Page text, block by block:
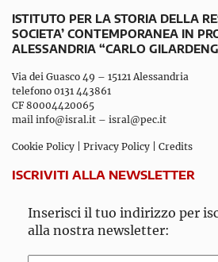
ISTITUTO PER LA STORIA DELLA
SOCIETA’ CONTEMPORANEA IN
ALESSANDRIA “CARLO
Via dei Guasco 49 – 15121 Alessandria
telefono 0131 443861
CF 80004420065
mail info@isral.it – isral@pec.it
Cookie Policy Privacy Policy Credits
ISCRIVITI ALLA NEWSLETTER
Inserisci il tuo indirizzo per
alla nostra newsletter: